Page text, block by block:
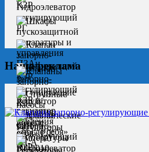
Наша реклама